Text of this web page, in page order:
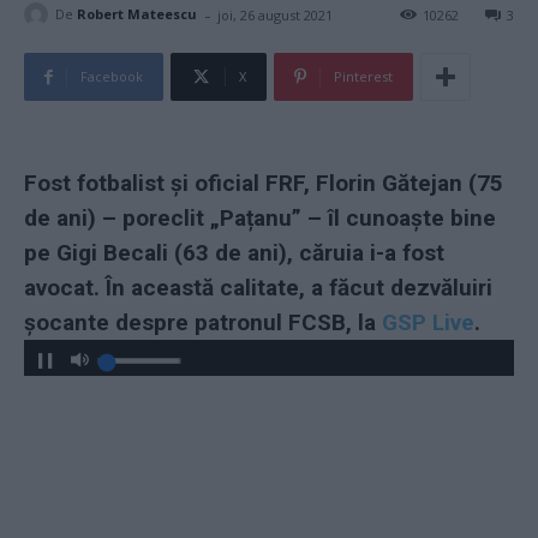
De Robert Mateescu - joi, 26 august 2021 3
10262
Facebook X Pinterest
Fost fotbalist și oficial FRF, Florin Gătejan (75
de ani) – poreclit „Pațanu” – îl cunoaște bine
pe Gigi Becali (63 de ani), căruia i-a fost
avocat. În această calitate, a făcut dezvăluiri
șocante despre patronul FCSB, la GSP Live.